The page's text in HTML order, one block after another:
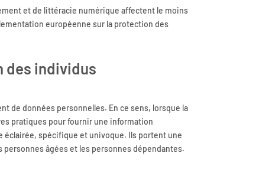
et de littéracie numérique affectent le moins
européenne sur la protection des
des individus
de données personnelles. En ce sens, lorsque la
pratiques pour fournir une information
éclairée, spécifique et univoque. Ils portent une
âgées et les personnes dépendantes.